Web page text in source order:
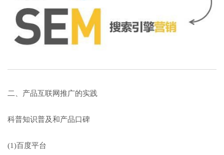
二、产品互联网推广的实践
科普知识普及和产品口碑
(1)百度平台